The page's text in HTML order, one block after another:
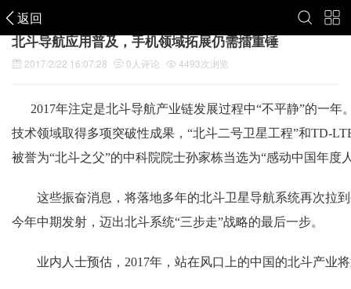
返回
北斗导航应用普及，手机领域拓展仍需擂重锤
2017/2/22 16:07:28 0 人评论 4493次浏览
2017年注定是北斗导航产业链发展过程中“不平静”的一年
技术领域取得多项突破性成果，“北斗二号卫星工程”和TD-
被誉为“北斗之父”的中科院院士孙家栋当选为“感动中国年度
这些振奋消息，将落地多年的北斗卫星导航系统再次拉到
今年中期发射，迈出北斗系统“三步走”战略的最后一步。
业内人士预估，2017年，站在风口上的中国的北斗产业将